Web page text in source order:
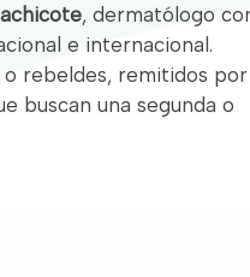
, dermatólogo
e internacional.
o rebeldes, remitidos por
buscan una segunda o